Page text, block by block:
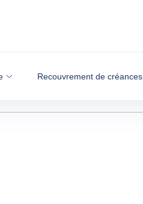
Recouvrement de créances